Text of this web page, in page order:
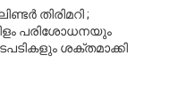
തിരിമറി ;
പരിശോധനയും
ശക്തമാക്കി